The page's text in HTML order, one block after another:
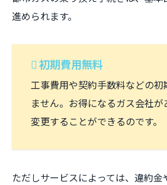
進められます。
初期費用無料
工事費用や契約手数料などの初
ません。お得になるガス会社
変更することができるのです。
ただしサービスによっては、違約